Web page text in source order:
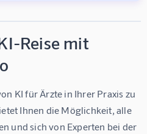
Reise mit
KI für Ärzte in Ihrer Praxis zu
Ihnen die Möglichkeit, alle
und sich von Experten bei der